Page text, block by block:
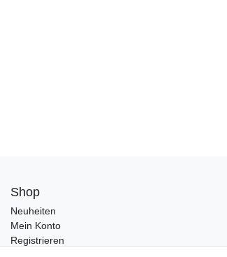
Shop
Neuheiten
Mein Konto
Registrieren